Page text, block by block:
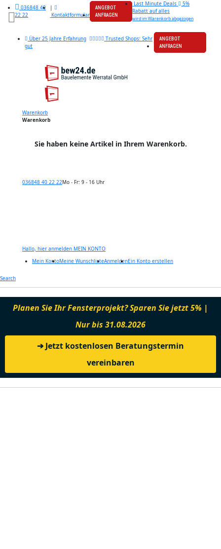
036848 40
22 22
|
Kontaktformular
ANGEBOT
ANFRAGEN
Last Minute Deals
5%
Rabatt auf alles
wird im Warenkorb abgezogen
Über 25 Jahre Erfahrung
Trusted Shops: Sehr
gut
ANGEBOT
ANFRAGEN
Warenkorb
Warenkorb
Sie haben keine Artikel in Ihrem Warenkorb.
036848 40 22 22Mo - Fr: 9 - 16 Uhr
Hallo, hier anmelden MEIN KONTO
Mein KontoMeine WunschlisteAnmeldenEin Konto erstellen
Search
Planen Sie Ihr Fensterprojekt? Sparen Sie jetzt 5% |
Nur bis 31.08.2026
➔ Jetzt kostenlosen Beratungstermin
vereinbaren